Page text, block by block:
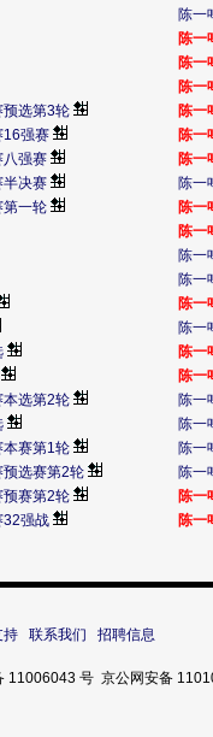
陈一
陈一
陈一
陈一
选第3轮 陈一
16强赛 陈一
八强赛 陈一
半决赛 陈一
第一轮 陈一
陈一
陈一
陈一
陈一
陈一
陈一
陈一
选第2轮 陈一
陈一
赛第1轮 陈一
选赛第2轮 陈一
赛第2轮 陈一
32强战 陈一
持 联系我们 招聘信息
11006043 号 京公网安备